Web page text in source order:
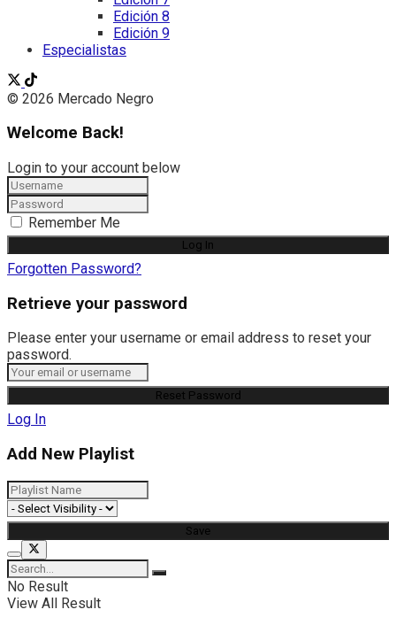
Edición 8
Edición 9
Especialistas
© 2026 Mercado Negro
Welcome Back!
Login to your account below
Remember Me
Forgotten Password?
Retrieve your password
Please enter your username or email address to reset your
password.
Log In
Add New Playlist
No Result
View All Result